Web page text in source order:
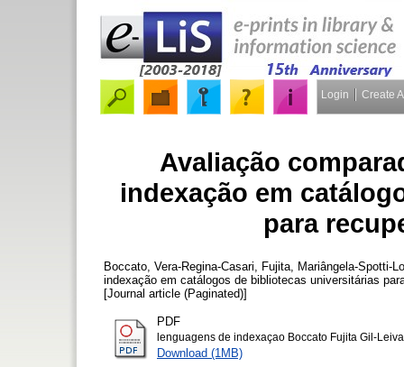
Login Create
Avaliação
indexação em
para
Boccato, Vera-Regina-Casari
Fujita, Mariângela-Spotti-
indexação em catálogos de bibliotecas universitárias
[Journal article (Paginated)]
PDF
lenguagens de indexaçao Boccato Fujita Gil-
Download (1MB)